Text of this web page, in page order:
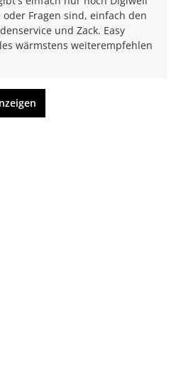
Fragen sind, einfach den
und Zack. Easy
wärmstens weiterempfehlen